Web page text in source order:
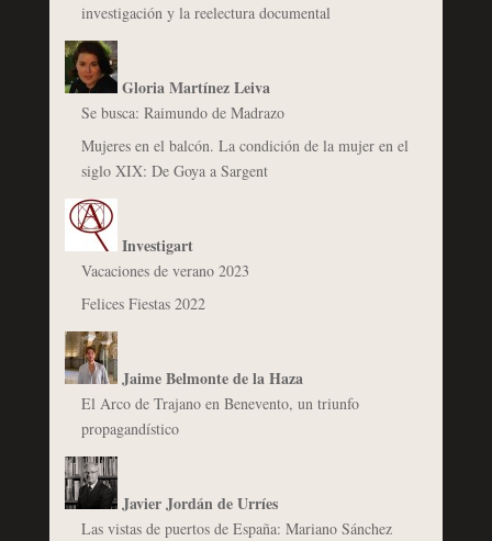
investigación y la reelectura documental
Gloria Martínez Leiva
Se busca: Raimundo de Madrazo
Mujeres en el balcón. La condición de la mujer en el
siglo XIX: De Goya a Sargent
Investigart
Vacaciones de verano 2023
Felices Fiestas 2022
Jaime Belmonte de la Haza
El Arco de Trajano en Benevento, un triunfo
propagandístico
Javier Jordán de Urríes
Las vistas de puertos de España: Mariano Sánchez